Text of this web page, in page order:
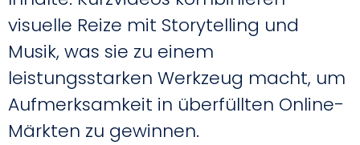
visuelle Reize mit Storytelling und
Musik, was sie zu einem
leistungsstarken Werkzeug macht, um
Aufmerksamkeit in überfüllten Online-
Märkten zu gewinnen.